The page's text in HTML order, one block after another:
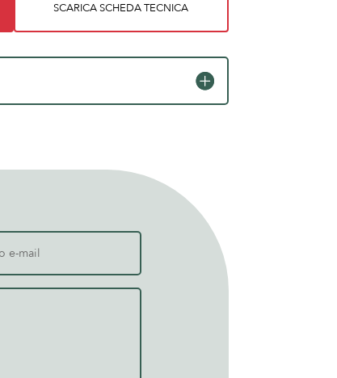
SCARICA SCHEDA TECNICA